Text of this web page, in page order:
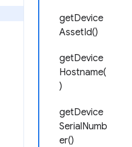
getDevice
AssetId()
getDevice
Hostname(
)
getDevice
SerialNumb
er()